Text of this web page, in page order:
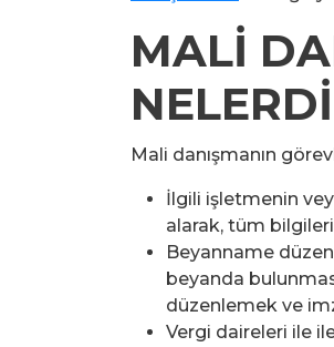
MALİ
Mali danışmanın
İlgili işletmenin
alarak, tüm
Beyanname
beyanda
düzenlemek ve
Vergi daireleri ile